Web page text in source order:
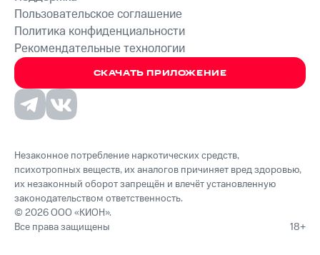
СКАЧАТЬ ПРИЛОЖЕНИЕ
Пользовательское соглашение
Политика конфиденциальности
Рекомендательные технологии
Незаконное потребление наркотических средств,
психотропных веществ, их аналогов причиняет вред здоровью,
их незаконный оборот запрещён и влечёт установленную
законодательством ответственность.
© 2026 ООО «КИОН».
Все права защищены
18+